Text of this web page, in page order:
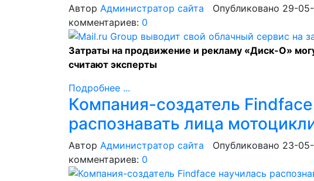
Автор Администратор сайта Опубликовано 29-
комментариев: 0
Затраты на продвижение и рекламу «Диск-О»
считают эксперты
Подробнее ...
Компания-создатель
распознавать лица
Автор Администратор сайта Опубликовано 23-
комментариев: 0